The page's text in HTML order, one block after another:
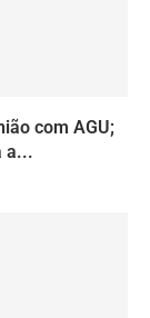
com AGU;
a...